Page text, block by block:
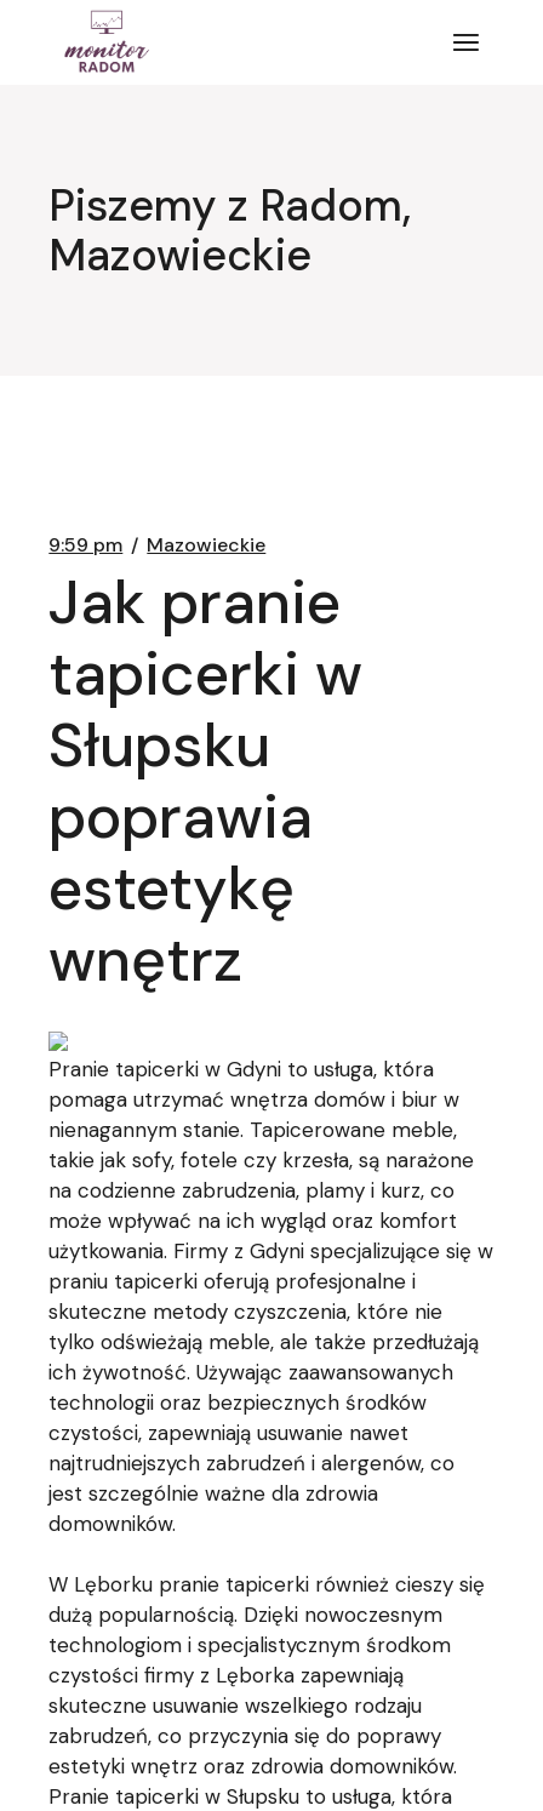
Piszemy z Radom,
Mazowieckie
9:59 pm Mazowieckie
Jak pranie
tapicerki w
Słupsku
poprawia
estetykę
wnętrz
Pranie tapicerki w Gdyni to usługa, która
pomaga utrzymać wnętrza domów i biur w
nienagannym stanie. Tapicerowane meble,
takie jak sofy, fotele czy krzesła, są narażone
na codzienne zabrudzenia, plamy i kurz, co
może wpływać na ich wygląd oraz komfort
użytkowania. Firmy z Gdyni specjalizujące się w
praniu tapicerki oferują profesjonalne i
skuteczne metody czyszczenia, które nie
tylko odświeżają meble, ale także przedłużają
ich żywotność. Używając zaawansowanych
technologii oraz bezpiecznych środków
czystości, zapewniają usuwanie nawet
najtrudniejszych zabrudzeń i alergenów, co
jest szczególnie ważne dla zdrowia
domowników.
W Lęborku pranie tapicerki również cieszy się
dużą popularnością. Dzięki nowoczesnym
technologiom i specjalistycznym środkom
czystości firmy z Lęborka zapewniają
skuteczne usuwanie wszelkiego rodzaju
zabrudzeń, co przyczynia się do poprawy
estetyki wnętrz oraz zdrowia domowników.
Pranie tapicerki w Słupsku to usługa, która